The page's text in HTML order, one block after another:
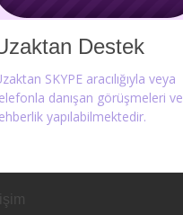
Destek
SKYPE aracılığıyla veya
danışan görüşmeleri ve
yapılabilmektedir.